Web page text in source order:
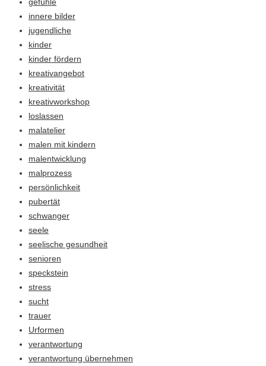
innere bilder
jugendliche
kinder
kinder fördern
kreativangebot
kreativität
kreativworkshop
loslassen
malatelier
malen mit kindern
malentwicklung
malprozess
persönlichkeit
pubertät
schwanger
seele
seelische gesundheit
senioren
speckstein
stress
sucht
trauer
Urformen
verantwortung
verantwortung übernehmen